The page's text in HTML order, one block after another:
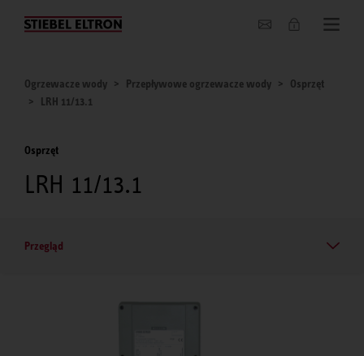
O nas
Ogrzewacze wody Przepływowe ogrzewacze wody
Osprzęt
LRH 11/13.1
Osprzęt
LRH 11/13.1
Przegląd